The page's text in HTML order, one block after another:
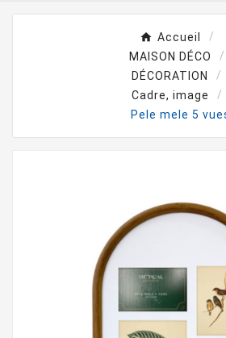
Accueil
MAISON DÉCO
DÉCORATION
Cadre, image
Pele mele 5